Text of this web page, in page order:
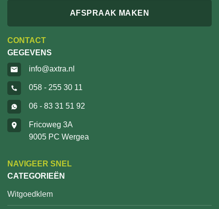
AFSPRAAK MAKEN
CONTACT
GEGEVENS
info@axtra.nl
058 - 255 30 11
06 - 83 31 51 92
Fricoweg 3A
9005 PC Wergea
NAVIGEER SNEL
CATEGORIEËN
Witgoedklem